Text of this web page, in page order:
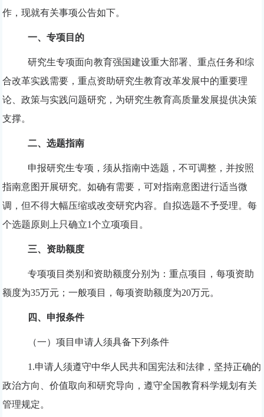
作，现就有关事项公告如下。
一、专项目的
研究生专项面向教育强国建设重大部署、重点任务和综
合改革实践需要，重点资助研究生教育改革发展中的重要理
论、政策与实践问题研究，为研究生教育高质量发展提供决策
支撑。
二、选题指南
申报研究生专项，须从指南中选题，不可调整，并按照
指南意图开展研究。如确有需要，可对指南意图进行适当微
调，但不得大幅压缩或改变研究内容。自拟选题不予受理。每
个选题原则上只确立1个立项项目。
三、资助额度
专项项目类别和资助额度分别为：重点项目，每项资助
额度为35万元；一般项目，每项资助额度为20万元。
四、申报条件
（一）项目申请人须具备下列条件
1.申请人须遵守中华人民共和国宪法和法律，坚持正确的
政治方向、价值取向和研究导向，遵守全国教育科学规划有关
管理规定。